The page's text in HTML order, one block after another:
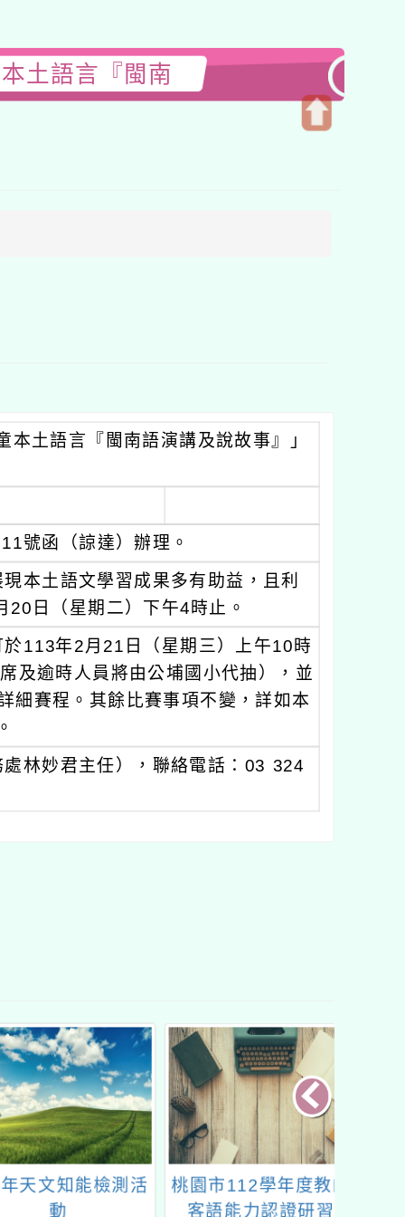
土語言『閩南
土語言『閩南語演講及說故事』」
號函（諒達）辦理。
本土語文學習成果多有助益，且利
日（星期二）下午4時止。
113年2月21日（星期三）上午10時
及逾時人員將由公埔國小代抽），並
細賽程。其餘比賽事項不變，詳如本
林妙君主任），聯絡電話：03 324
文知能檢測活
桃園市112學年度教師
客語能力認證研習